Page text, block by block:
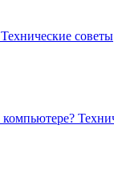
Технические советы
компьютере?